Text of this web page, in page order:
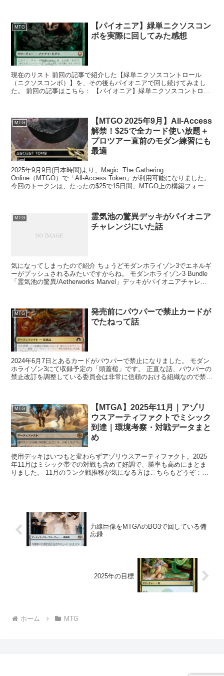
MTG
【パイオニア】緑単ニクソスコン
ボを実際に回してみた感想
現在のリスト 前回の記事で紹介した【緑単ニクソスコントロール
（ニクソスコンボ）】を、その後もパイオニアで回し続けてみまし
た。 前回の記事はこちら： 【パイオニア】緑単ニクソスコントロー
MTG
【MTGO 2025年9月】All-Access
解禁！$25で全カード使い放題＋
プロツアー直前のモダン練習にも
最適
2025年9月9日(日本時間)より、Magic: The Gathering
Online（MTGO）で「All-Access Token」が利用可能になりました。
今回のトークンは、たったの$25で15日間、MTGO上の構築フォーマ
MTG
霊気池の驚異デッキがパイオニア
チャレンジにいた話
気になってしまったので紹介 ちょうどモダンホライゾン3でエネルギ
ーがプッシュされるみたいですからね。 モダンホライゾン3 Bundle
「霊気池の驚異/Aetherworks Marvel」デッキがパイオニアチャレン
MTG
発売前にパウパーで禁止カードが
でたねって話
2024年6月7日とあるカードがパウパーで禁止になりました。 モダン
ホライゾン3にて収録予定の「頭蓋槌」です。 正直な話、パウパーの
禁止改訂を調整している委員会は非常に信頼のおける組織なので禁止
MTG
【MTGA】2025年11月｜アゾリ
ウスアーティファクトでミシック
到達｜環境考察・対戦データまと
め
使用デッキはいつもと変わらずアゾリウスアーティファクト。2025
年11月はミシック帯での対戦も含めて好調で、勝率も高めにまとま
りました。 11月のランク戦推移が気になる方はこちらもどうぞ：
力線巨像をMTGAのBO3で回している備
忘録
2025年の目標
ホーム MTG